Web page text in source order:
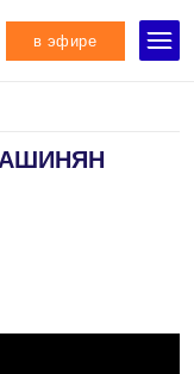
в эфире